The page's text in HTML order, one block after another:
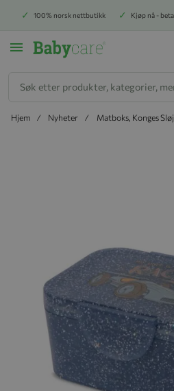
100% norsk nettbutikk Kjøp nå -
Hjem Nyheter Matboks, Konges